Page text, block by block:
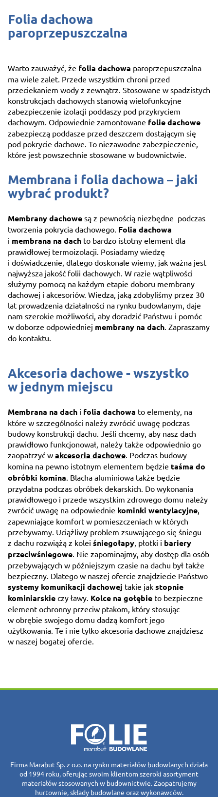
Folia dachowa
paroprzepuszczalna
Warto zauważyć, że folia dachowa paroprzepuszczalna
ma wiele zalet. Przede wszystkim chroni przed
przeciekaniem wody z zewnątrz. Stosowane w spadzistych
konstrukcjach dachowych stanowią wielofunkcyjne
zabezpieczenie izolacji poddaszy pod przykryciem
dachowym. Odpowiednie zamontowane folie dachowe
zabezpieczą poddasze przed deszczem dostającym się
pod pokrycie dachowe. To niezawodne zabezpieczenie,
które jest powszechnie stosowane w budownictwie.
Membrana i folia dachowa – jaki
wybrać produkt?
Membrany dachowe są z pewnością niezbędne podczas
tworzenia pokrycia dachowego. Folia dachowa
i membrana na dach to bardzo istotny element dla
prawidłowej termoizolacji. Posiadamy wiedzę
i doświadczenie, dlatego doskonale wiemy, jak ważna jest
najwyższa jakość folii dachowych. W razie wątpliwości
służymy pomocą na każdym etapie doboru membrany
dachowej i akcesoriów. Wiedza, jaką zdobyliśmy przez 30
lat prowadzenia działalności na rynku budowlanym, daje
nam szerokie możliwości, aby doradzić Państwu i pomóc
w doborze odpowiedniej membrany na dach . Zapraszamy
do kontaktu.
Akcesoria dachowe - wszystko
w jednym miejscu
Membrana na dach i folia dachowa to elementy, na
które w szczególności należy zwrócić uwagę podczas
budowy konstrukcji dachu. Jeśli chcemy, aby nasz dach
prawidłowo funkcjonował, należy także odpowiednio go
zaopatrzyć w akcesoria dachowe . Podczas budowy
komina na pewno istotnym elementem będzie taśma do
obróbki komina . Blacha aluminiowa także będzie
przydatna podczas obróbek dekarskich. Do wykonania
prawidłowego i przede wszystkim zdrowego domu należy
zwrócić uwagę na odpowiednie kominki wentylacyjne
zapewniające komfort w pomieszczeniach w których
przebywamy. Uciążliwy problem zsuwającego się śniegu
z dachu rozwiążą z kolei śniegołapy , płotki i bariery
przeciwśniegowe . Nie zapominajmy, aby dostęp dla osób
przebywających w późniejszym czasie na dachu był także
bezpieczny. Dlatego w naszej ofercie znajdziecie Państwo
systemy komunikacji dachowej takie jak stopnie
kominiarskie czy ławy. Kolce na gołębie to bezpieczne
element ochronny przeciw ptakom, który stosując
w obrębie swojego domu dadzą komfort jego
użytkowania. Te i nie tylko akcesoria dachowe znajdziesz
w naszej bogatej ofercie.
Firma Marabut Sp. z o.o. na rynku materiałów budowlanych działa
od 1994 roku, oferując swoim klientom szeroki asortyment
materiałów stosowanych w budownictwie. Zaopatrujemy
hurtownie, składy budowlane oraz wykonawców.